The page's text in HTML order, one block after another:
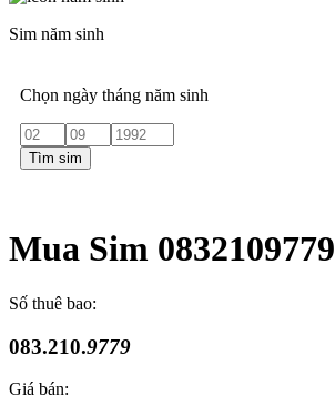
Sim năm sinh
Chọn ngày tháng năm sinh
Tìm sim
Mua Sim 0832109779
Số thuê bao:
083.210.9779
Giá bán: